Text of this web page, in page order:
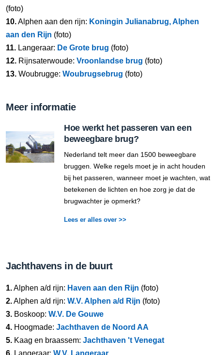
(foto)
10.Alphen aan den rijn: Koningin Julianabrug, Alphen
aan den Rijn (foto)
11. Langeraar: De Grote brug (foto)
12. Rijnsaterwoude: Vroonlandse brug (foto)
13. Woubrugge: Woubrugsebrug (foto)
Meer informatie
Hoe werkt het passeren van een
beweegbare brug?
Nederland telt meer dan 1500 beweegbare
bruggen. Welke regels moet je in acht houden
bij het passeren, wanneer moet je wachten, wat
betekenen de lichten en hoe zorg je dat de
brugwachter je opmerkt?
Lees er alles over >>
Jachthavens in de buurt
1.Alphen a/d rijn: Haven aan den Rijn (foto)
2.Alphen a/d rijn: W.V. Alphen a/d Rijn (foto)
3. Boskoop: W.V. De Gouwe
4. Hoogmade: Jachthaven de Noord AA
5. Kaag en braassem: Jachthaven 't Venegat
6. Langeraar: W.V. Langeraar